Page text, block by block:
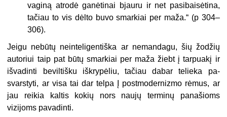
vaginą atrodė ganėtinai bjauru ir net pasibaisėtina,
tačiau to vis dėlto buvo smarkiai per maža.“ (p 304–
306).
Jeigu nebūtų neinteligentiška ar nemandagu, šių žodžių
autoriui taip pat būtų smarkiai per maža žiebt į tarpuakį ir
išvadinti beviltišku iš­krypėliu, tačiau dabar telieka pa­
svarstyti, ar visa tai dar telpa Į post­modernizmo rėmus, ar
jau reikia kaltis kokių nors naujų terminų pa­našioms
vizijoms pavadinti.